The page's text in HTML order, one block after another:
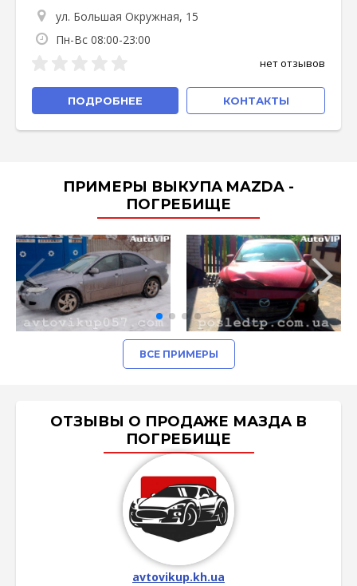
ул. Большая Окружная, 15
Пн-Вс 08:00-23:00
нет отзывов
ПОДРОБНЕЕ КОНТАКТЫ
ПРИМЕРЫ ВЫКУПА MAZDA -
ПОГРЕБИЩЕ
ВСЕ ПРИМЕРЫ
ОТЗЫВЫ О ПРОДАЖЕ МАЗДА В
ПОГРЕБИЩЕ
avtovikup.kh.ua